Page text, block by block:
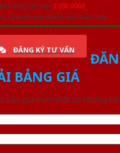
hàng lớn hơn 3.000.000đ
ký tài khoản thành viên thân thiết
ĐĂNG KÝ TƯ VẤN
BẢNG GIÁ
báo giá mới nhất từ chúng tôi